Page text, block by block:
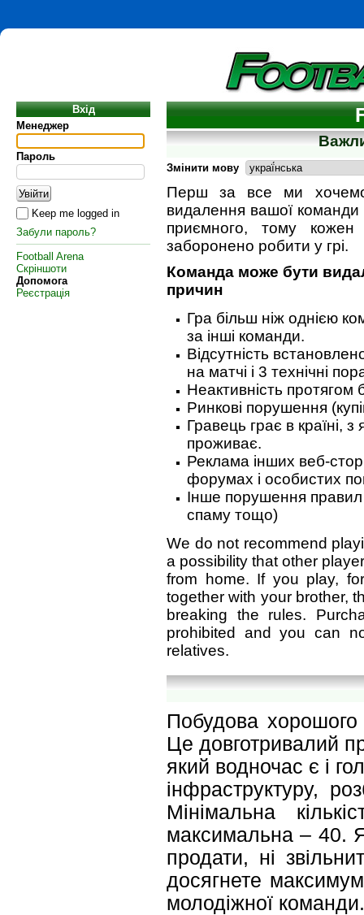
Вхід
Менеджер
Пароль
Keep me logged in
Забули пароль?
Football Arena
Скріншоти
Допомога
Реєстрація
Змінити мову
Перш за все ми хочемо
видалення вашої команди
приємного, тому
заборонено робити у грі.
Команда може бути
причин
Гра більш ніж однією
за інші команди.
Відсутність
на матчі і 3 технічні
Неактивність протягом
Ринкові порушення
Гравець грає в країні,
проживає.
Реклама інших веб-
форумах і особистих
Інше порушення правил
спаму тощо)
We do not recommend
a possibility that other
from home. If you play,
together with your brother,
breaking the rules.
prohibited and you can
relatives.
Побудова
Це довготривалий
який водночас є і
інфраструктуру,
Мінімальна
максимальна – 40.
продати, ні
досягнете
молодіжної команди.